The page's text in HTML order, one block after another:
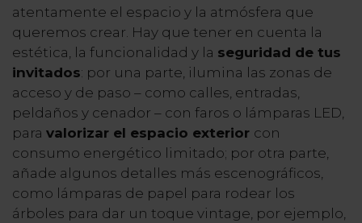
atentamente el espacio y la atmósfera que
queremos crear. Hay que tener en cuenta la
estética, la funcionalidad y la seguridad de tus
invitados: por una parte, ilumina las zonas de
acceso y de paso – como calles, entradas,
peldaños y cenador – con faros o lámparas LED,
para valorizar el espacio exterior con
consumo energético limitado; por otra parte,
añade algunos detalles más escenográficos,
como lámparas de papel para rodear los
árboles para dar un toque vintage, por ejemplo,